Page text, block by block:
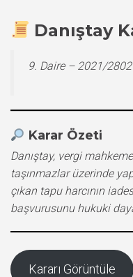
Danıştay
9. Daire – 2021/
Karar Özeti
Danıştay, vergi
taşınmazlar üzerinde
çıkan tapu harcının
başvurusunu hukuki
Kararı Görüntüle